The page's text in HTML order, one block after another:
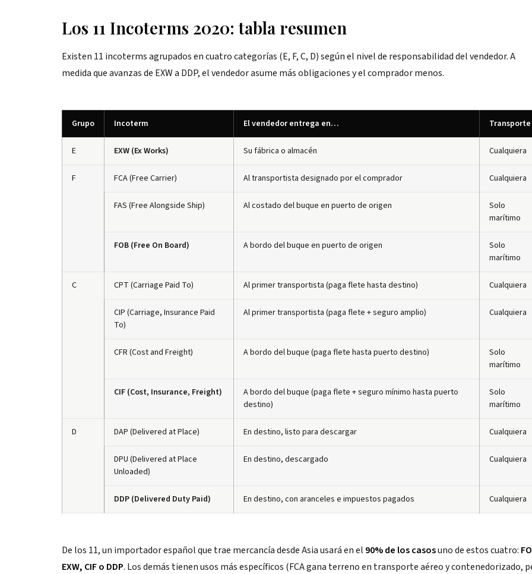
Los 11 Incoterms 2020: tabla resumen
Existen 11 incoterms agrupados en cuatro categorías (E, F, C, D) según el nivel de responsabilidad del vendedor. A
medida que avanzas de EXW a DDP, el vendedor asume más obligaciones y el comprador menos.
Grupo Incoterm El vendedor entrega en… Transporte
E EXW (Ex Works) Su fábrica o almacén Cualquiera
F FCA (Free Carrier) Al transportista designado por el comprador Cualquiera
FAS (Free Alongside Ship) Al costado del buque en puerto de origen
Solo
marítimo
FOB (Free On Board) A bordo del buque en puerto de origen
Solo
marítimo
C CPT (Carriage Paid To) Al primer transportista (paga flete hasta destino) Cualquiera
CIP (Carriage, Insurance Paid
To)
Al primer transportista (paga flete + seguro amplio) Cualquiera
CFR (Cost and Freight) A bordo del buque (paga flete hasta puerto destino)
Solo
marítimo
CIF (Cost, Insurance, Freight)
A bordo del buque (paga flete + seguro mínimo hasta puerto
destino)
Solo
marítimo
D DAP (Delivered at Place) En destino, listo para descargar Cualquiera
DPU (Delivered at Place
Unloaded)
En destino, descargado Cualquiera
DDP (Delivered Duty Paid) En destino, con aranceles e impuestos pagados Cualquiera
De los 11, un importador español que trae mercancía desde Asia usará en el 90% de los casosuno de estos cuatro:
EXW, CIF o DDP. Los demás tienen usos más específicos (FCA gana terreno en transporte aéreo y contenedorizado,